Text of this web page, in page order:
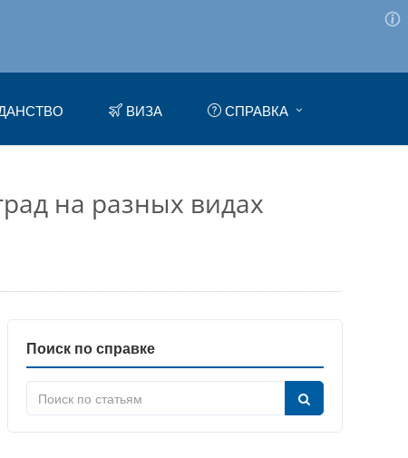
ВИЗА СПРАВКА
на разных видах
Поиск по справке